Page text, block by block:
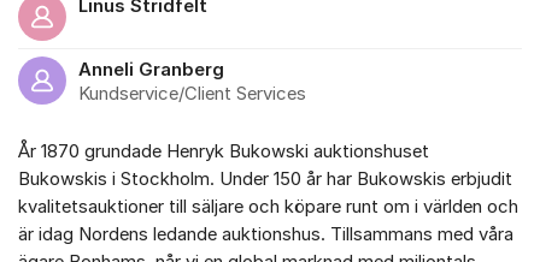
Linus Stridfelt
Anneli Granberg
Kundservice/Client Services
År 1870 grundade Henryk Bukowski auktionshuset
Bukowskis i Stockholm. Under 150 år har Bukowskis erbjudit
kvalitetsauktioner till säljare och köpare runt om i världen och
är idag Nordens ledande auktionshus. Tillsammans med våra